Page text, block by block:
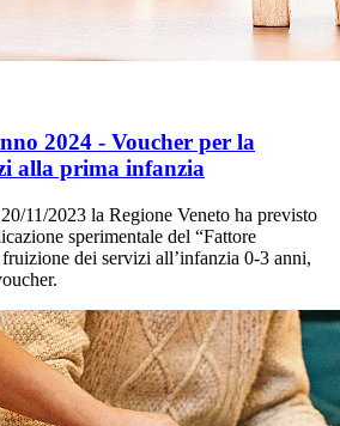
2024 - Voucher per la
alla prima infanzia
11/2023 la Regione Veneto ha previsto
sperimentale del “Fattore
dei servizi all’infanzia 0-3 anni,